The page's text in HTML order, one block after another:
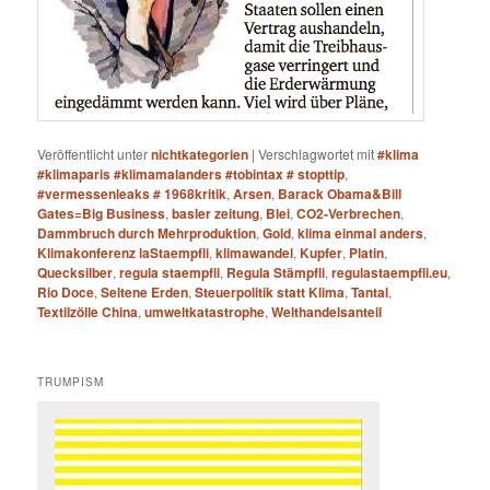
Veröffentlicht unternichtkategorien |Verschlagwortet mit#klima
#klimaparis #klimamalanders #tobintax # stopttip,
#vermessenleaks # 1968kritik,Arsen, Barack Obama&Bill
Gates=Big Business,basler zeitung, Blei,CO2-Verbrechen,
Dammbruch durch Mehrproduktion,Gold,klima einmal anders,
Klimakonferenz laStaempfli,klimawandel,Kupfer, Platin,
Quecksilber,regula staempfli, Regula Stämpfli,regulastaempfli.eu,
Rio Doce,Seltene Erden,Steuerpolitik statt Klima,Tantal,
Textilzölle China,umweltkatastrophe,Welthandelsanteil
TRUMPISM